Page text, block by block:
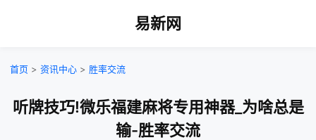
易新网
首页 > 资讯中心 > 胜率交流
听牌技巧!微乐福建麻将专用神器_为啥总是
输-胜率交流